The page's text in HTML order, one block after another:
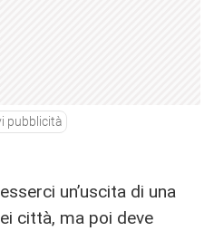
pubblicità
un’uscita di una
città, ma poi deve